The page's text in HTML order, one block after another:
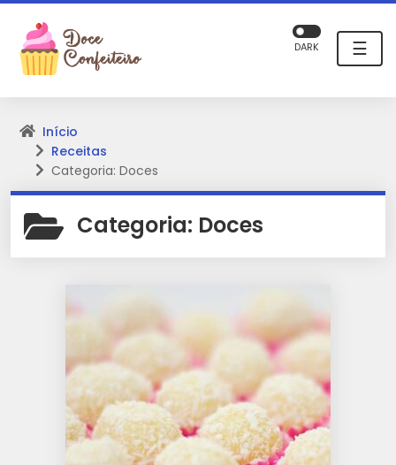
☰
DARK
Início
Receitas
Categoria: Doces
Categoria: Doces